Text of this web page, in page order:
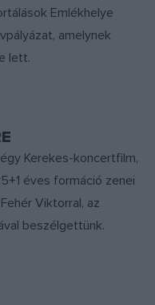
Emlékhelye
amelynek
lett.
Kerekes-koncertfilm,
éves formáció zenei
Viktorral, az
beszélgettünk.